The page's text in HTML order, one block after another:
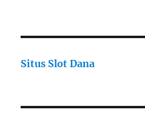
Situs Slot Dana